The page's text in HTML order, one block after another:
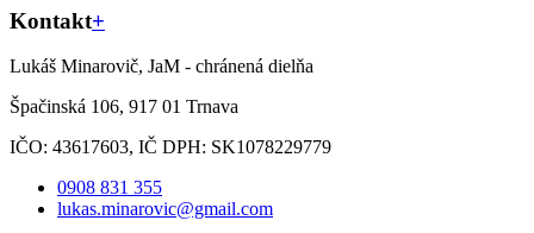
Kontakt+
Lukáš Minarovič, JaM - chránená dielňa
Špačinská 106, 917 01 Trnava
IČO: 43617603, IČ DPH: SK1078229779
0908 831 355
lukas.minarovic@gmail.com